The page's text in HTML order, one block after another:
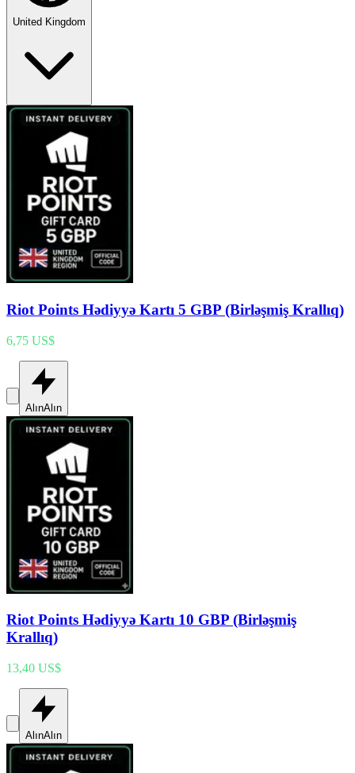
United Kingdom
Riot Points Hədiyyə Kartı 5 GBP (Birləşmiş Krallıq)
6,75 US$
AlınAlın
Riot Points Hədiyyə Kartı 10 GBP (Birləşmiş
Krallıq)
13,40 US$
AlınAlın